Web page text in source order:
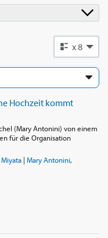
x 8
Hochzeit kommt
(Mary Antonini) von einem
für die Organisation
| Mary Antonini,